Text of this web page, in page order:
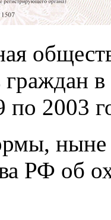
по 2003
РФ об